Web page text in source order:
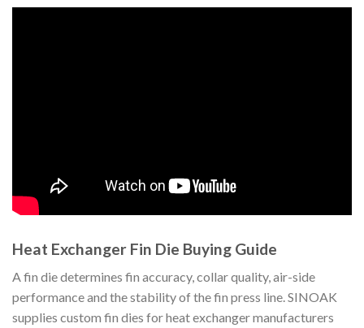
Heat Exchanger Fin Die Buying Guide
A fin die determines fin accuracy, collar quality, air-side
performance and the stability of the fin press line. SINOAK
supplies custom fin dies for heat exchanger manufacturers